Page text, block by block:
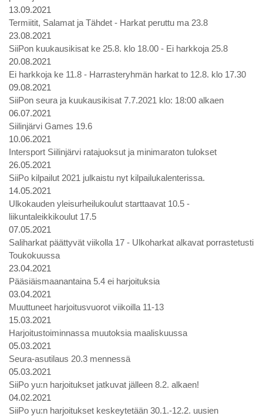
13.09.2021
Termiitit, Salamat ja Tähdet - Harkat peruttu ma 23.8
23.08.2021
SiiPon kuukausikisat ke 25.8. klo 18.00 - Ei harkkoja 25.8
20.08.2021
Ei harkkoja ke 11.8 - Harrasteryhmän harkat to 12.8. klo 17.30
09.08.2021
SiiPon seura ja kuukausikisat 7.7.2021 klo: 18:00 alkaen
06.07.2021
Siilinjärvi Games 19.6
10.06.2021
Intersport Siilinjärvi ratajuoksut ja minimaraton tulokset
26.05.2021
SiiPo kilpailut 2021 julkaistu nyt kilpailukalenterissa.
14.05.2021
Ulkokauden yleisurheilukoulut starttaavat 10.5 -
liikuntaleikkikoulut 17.5
07.05.2021
Saliharkat päättyvät viikolla 17 - Ulkoharkat alkavat porrastetusti
Toukokuussa
23.04.2021
Pääsiäismaanantaina 5.4 ei harjoituksia
03.04.2021
Muuttuneet harjoitusvuorot viikoilla 11-13
15.03.2021
Harjoitustoiminnassa muutoksia maaliskuussa
05.03.2021
Seura-asutilaus 20.3 mennessä
05.03.2021
SiiPo yu:n harjoitukset jatkuvat jälleen 8.2. alkaen!
04.02.2021
SiiPo yu:n harjoitukset keskeytetään 30.1.-12.2. uusien